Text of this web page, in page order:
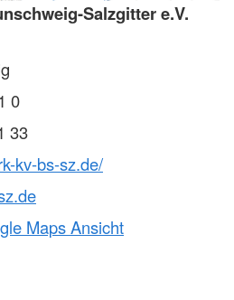
Salzgitter e.V.
0
33
kv-bs-sz.de/
Maps Ansicht